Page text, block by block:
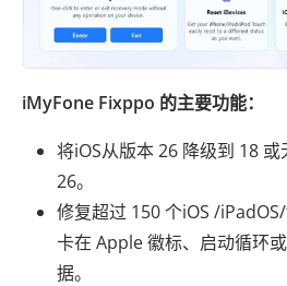
iMyFone Fixppo 的主要功能：
将iOS从版本 26 降级到 18
26。
修复超过 150 个iOS /
卡在 Apple 徽标、启动循环
据。